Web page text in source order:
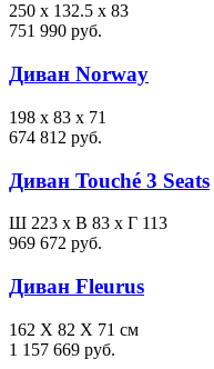
250 x 132.5 x 83
751 990 руб.
Диван Norway
198 x 83 x 71
674 812 руб.
Диван Touché 3 Seats
Ш 223 x В 83 x Г 113
969 672 руб.
Диван Fleurus
162 X 82 X 71 см
1 157 669 руб.